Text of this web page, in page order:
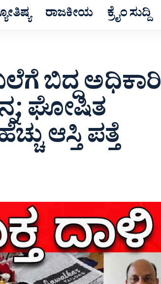
ರಾಜಕೀಯ ಕ್ರೈಂ ಸುದ್ದಿ
ಬಿದ್ದ ಅಧಿಕಾರಿ
ಘೋಷಿತ
ಆಸ್ತಿ ಪತ್ತೆ